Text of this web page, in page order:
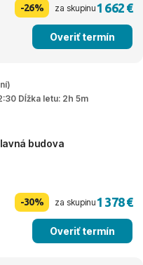
-26% za skupinu1 662 €
Overiť termín
Dĺžka letu: 2h 5m
budova
-30% za skupinu1 378 €
Overiť termín